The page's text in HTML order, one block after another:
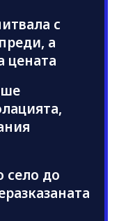
с
а
цената
село до